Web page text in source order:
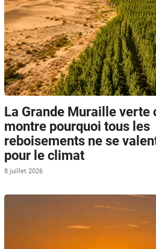
La Grande Muraille verte
montre pourquoi tous les
reboisements ne se
pour le climat
8 juillet 2026